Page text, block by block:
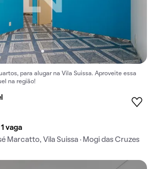
para alugar na Vila Suissa. Aproveite essa
na região!
vaga
Marcatto, Vila Suissa · Mogi das Cruzes